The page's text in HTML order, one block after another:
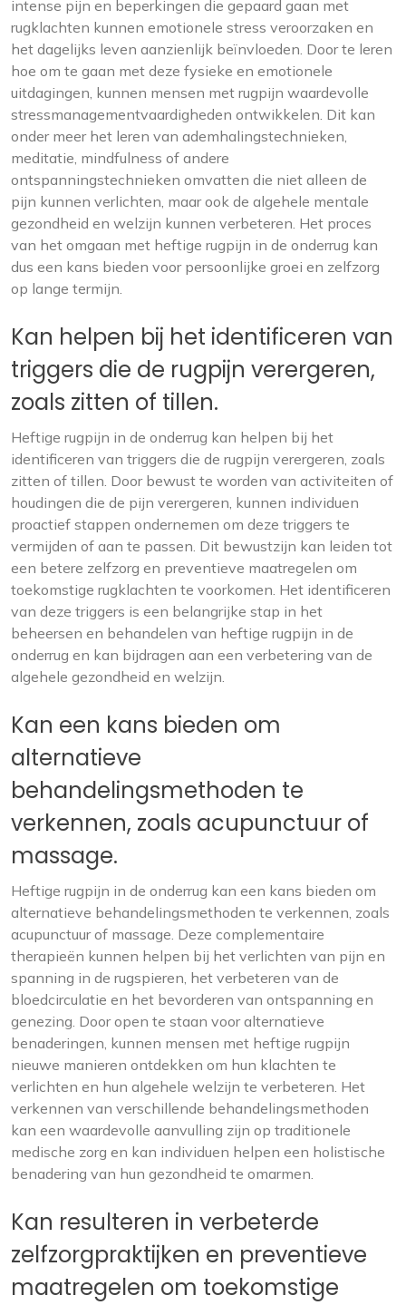
intense pijn en beperkingen die gepaard gaan met
rugklachten kunnen emotionele stress veroorzaken en
het dagelijks leven aanzienlijk beïnvloeden. Door te leren
hoe om te gaan met deze fysieke en emotionele
uitdagingen, kunnen mensen met rugpijn waardevolle
stressmanagementvaardigheden ontwikkelen. Dit kan
onder meer het leren van ademhalingstechnieken,
meditatie, mindfulness of andere
ontspanningstechnieken omvatten die niet alleen de
pijn kunnen verlichten, maar ook de algehele mentale
gezondheid en welzijn kunnen verbeteren. Het proces
van het omgaan met heftige rugpijn in de onderrug kan
dus een kans bieden voor persoonlijke groei en zelfzorg
op lange termijn.
Kan helpen bij het identificeren van
triggers die de rugpijn verergeren,
zoals zitten of tillen.
Heftige rugpijn in de onderrug kan helpen bij het
identificeren van triggers die de rugpijn verergeren, zoals
zitten of tillen. Door bewust te worden van activiteiten of
houdingen die de pijn verergeren, kunnen individuen
proactief stappen ondernemen om deze triggers te
vermijden of aan te passen. Dit bewustzijn kan leiden tot
een betere zelfzorg en preventieve maatregelen om
toekomstige rugklachten te voorkomen. Het identificeren
van deze triggers is een belangrijke stap in het
beheersen en behandelen van heftige rugpijn in de
onderrug en kan bijdragen aan een verbetering van de
algehele gezondheid en welzijn.
Kan een kans bieden om
alternatieve
behandelingsmethoden te
verkennen, zoals acupunctuur of
massage.
Heftige rugpijn in de onderrug kan een kans bieden om
alternatieve behandelingsmethoden te verkennen, zoals
acupunctuur of massage. Deze complementaire
therapieën kunnen helpen bij het verlichten van pijn en
spanning in de rugspieren, het verbeteren van de
bloedcirculatie en het bevorderen van ontspanning en
genezing. Door open te staan voor alternatieve
benaderingen, kunnen mensen met heftige rugpijn
nieuwe manieren ontdekken om hun klachten te
verlichten en hun algehele welzijn te verbeteren. Het
verkennen van verschillende behandelingsmethoden
kan een waardevolle aanvulling zijn op traditionele
medische zorg en kan individuen helpen een holistische
benadering van hun gezondheid te omarmen.
Kan resulteren in verbeterde
zelfzorgpraktijken en preventieve
maatregelen om toekomstige